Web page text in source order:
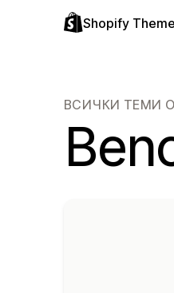
Shopify
ВСИЧКИ ТЕМИ